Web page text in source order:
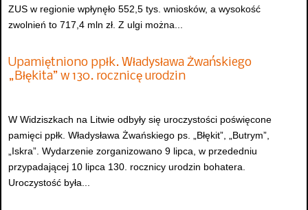
ZUS w regionie wpłynęło 552,5 tys. wniosków, a wysokość
zwolnień to 717,4 mln zł. Z ulgi można...
Upamiętniono ppłk. Władysława Żwańskiego
„Błękita” w 130. rocznicę urodzin
W Widziszkach na Litwie odbyły się uroczystości poświęcone
pamięci ppłk. Władysława Żwańskiego ps. „Błękit”, „Butrym”,
„Iskra”. Wydarzenie zorganizowano 9 lipca, w przededniu
przypadającej 10 lipca 130. rocznicy urodzin bohatera.
Uroczystość była...